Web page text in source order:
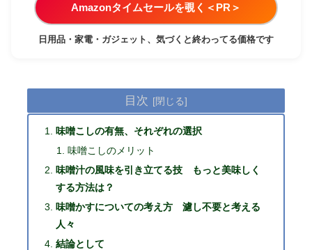
Amazonタイムセールを覗く＜PR＞
日用品・家電・ガジェット、気づくと終わってる価格です
目次
味噌こしの有無、それぞれの選択
味噌こしのメリット
味噌汁の風味を引き立てる技 もっと美味しく
する方法は？
味噌かすについての考え方 濾し不要と考える
人々
結論として